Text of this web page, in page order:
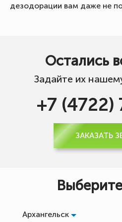
дезодорации вам даже не
Остались
Задайте их
+7 (4722)
ЗАКАЗАТЬ
Архангельск